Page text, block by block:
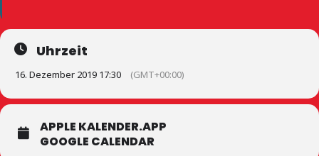
Uhrzeit
16. Dezember 2019 17:30 (GMT+00:00)
APPLE KALENDER.APP
GOOGLE CALENDAR